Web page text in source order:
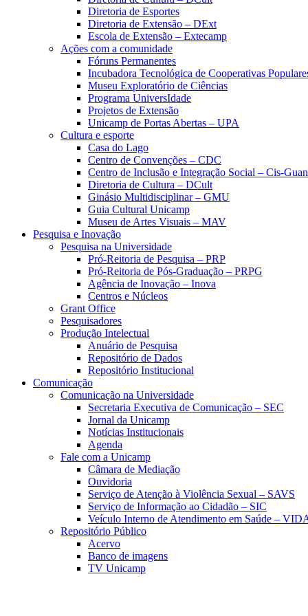
Diretoria de Esportes
Diretoria de Extensão – DExt
Escola de Extensão – Extecamp
Ações com a comunidade
Fóruns Permanentes
Incubadora Tecnológica de Cooperativas
Museu Exploratório de Ciências
Programa UniversIdade
Projetos de Extensão
Unicamp de Portas Abertas – UPA
Cultura e esporte
Casa do Lago
Centro de Convenções – CDC
Centro de Inclusão e Integração Social – Cis-
Diretoria de Cultura – DCult
Ginásio Multidisciplinar – GMU
Guia Cultural Unicamp
Museu de Artes Visuais – MAV
Pesquisa e Inovação
Pesquisa na Universidade
Pró-Reitoria de Pesquisa – PRP
Pró-Reitoria de Pós-Graduação – PRPG
Agência de Inovação – Inova
Centros e Núcleos
Grant Office
Pesquisadores
Produção Intelectual
Anuário de Pesquisa
Repositório de Dados
Repositório Institucional
Comunicação
Comunicação na Universidade
Secretaria Executiva de Comunicação – SEC
Jornal da Unicamp
Notícias Institucionais
Agenda
Fale com a Unicamp
Câmara de Mediação
Ouvidoria
Serviço de Atenção à Violência Sexual – SAVS
Serviço de Informação ao Cidadão – SIC
Veículo Interno de Atendimento em Saúde –
Repositório Público
Acervo
Banco de imagens
TV Unicamp